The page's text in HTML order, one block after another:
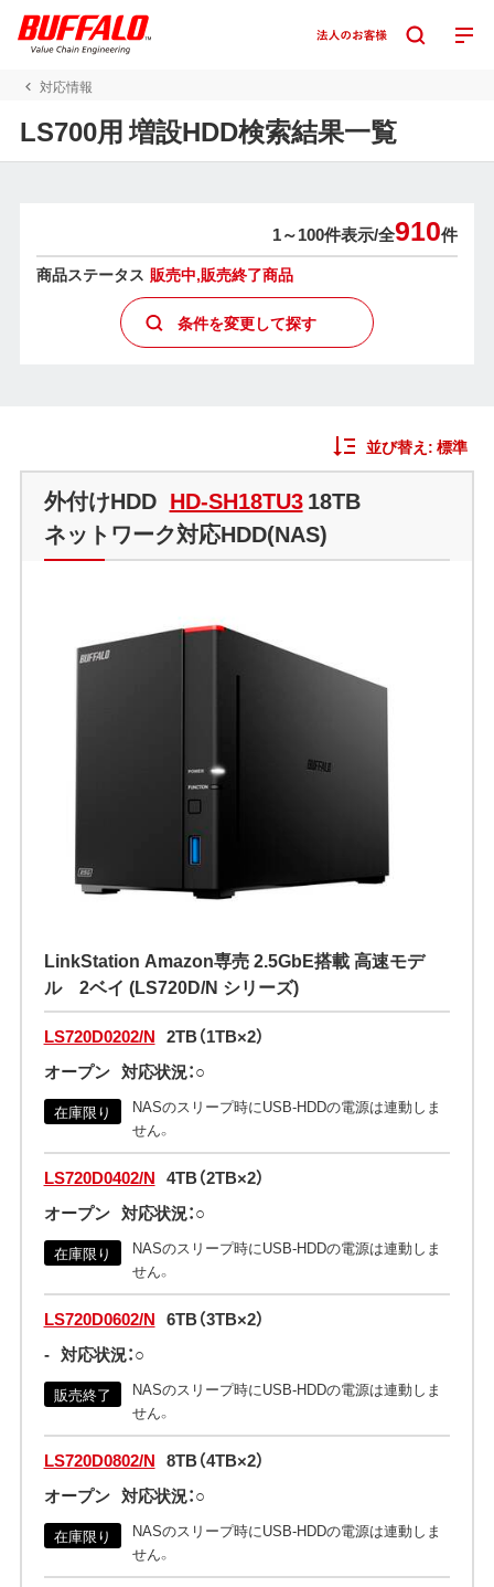
対応情報
LS700用 増設HDD検索結果一覧
1～100件表示/全910件
商品ステータス 販売中,販売終了商品
条件を変更して探す
並び替え:標準
外付けHDD HD-SH18TU318TB
ネットワーク対応HDD(NAS)
LinkStation Amazon専売 2.5GbE搭載 高速モデ
ル 2ベイ (LS720D/N シリーズ)
LS720D0202/N 2TB（1TB×2）
オープン 対応状況：○
在庫限り
NASのスリープ時にUSB-HDDの電源は連動しま
せん。
LS720D0402/N 4TB（2TB×2）
オープン 対応状況：○
在庫限り
NASのスリープ時にUSB-HDDの電源は連動しま
せん。
LS720D0602/N 6TB（3TB×2）
- 対応状況：○
販売終了
NASのスリープ時にUSB-HDDの電源は連動しま
せん。
LS720D0802/N 8TB（4TB×2）
オープン 対応状況：○
在庫限り
NASのスリープ時にUSB-HDDの電源は連動しま
せん。